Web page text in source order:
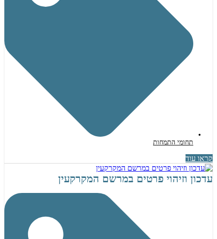
תחומי התמחות
קראו עוד
עדכון וזיהוי פרטים במרשם המקרקעין